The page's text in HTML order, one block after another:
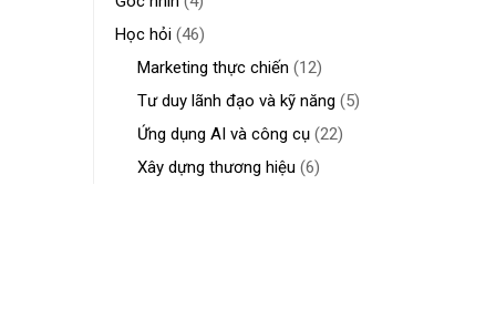
Học hỏi(46)
Marketing thực chiến (12)
Tư duy lãnh đạo và kỹ năng (5)
Ứng dụng AI và công cụ(22)
Xây dựng thương hiệu (6)